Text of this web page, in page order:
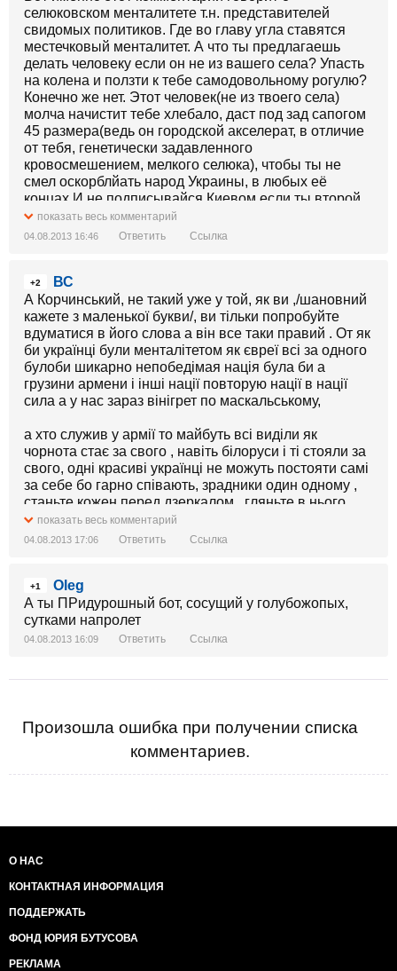
селюковском менталитете т.н. представителей
свидомых политиков. Где во главу угла ставятся
местечковый менталитет. А что ты предлагаешь
делать человеку если он не из вашего села? Упасть
на колена и ползти к тебе самодовольному рогулю?
Конечно же нет. Этот человек(не из твоего села)
молча начистит тебе хлебало, даст под зад сапогом
45 размера(ведь он городской акселерат, в отличие
от тебя, генетически задавленного
кровосмешением, мелкого селюка), чтобы ты не
смел оскорблйать народ Украины, в любых её
концах.И не подписывайся Киевом,если ты второй
месяц тут ошиваешься то это не повод. Езжай
лучше всего к себе в село-там ждут твоих
показать весь комментарий
04.08.2013 16:46 Ответить Ссылка
+2
ВС
А Корчинський, не такий уже у той, як ви ,/шановний
кажете з маленької букви/, ви тільки попробуйте
вдуматися в його слова а він все таки правий . От як
би українці були менталітетом як євреї всі за одного
булоби шикарно непобедімая нація була би а
грузини армени і інші нації повторую нації в нації
сила а у нас зараз вінігрет по маскальському,
а хто служив у армії то майбуть всі виділи як
чорнота стає за свого , навіть білоруси і ті стояли за
свого, одні красиві українці не можуть постояти самі
за себе бо гарно співають, зрадники один одному ,
станьте кожен перед дзеркалом , гляньте в нього ,
добре придивіться, а потім подумайте кожен про
себе, хто ми є, як ми відносимся один до одного
страждати.
показать весь комментарий
04.08.2013 17:06 Ответить Ссылка
+1
Oleg
А ты ПРидурошный бот, сосущий у голубожопых,
сутками напролет
04.08.2013 16:09 Ответить Ссылка
Произошла ошибка при получении списка
комментариев.
О НАС
КОНТАКТНАЯ ИНФОРМАЦИЯ
ПОДДЕРЖАТЬ
ФОНД ЮРИЯ БУТУСОВА
РЕКЛАМА